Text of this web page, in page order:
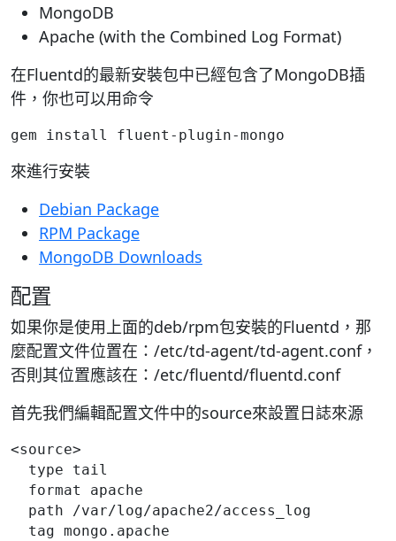
MongoDB
Apache (with the Combined Log Format)
在Fluentd的最新安裝包中已經包含了MongoDB插
件，你也可以用命令
gem install fluent-plugin-mongo
來進行安裝
Debian Package
RPM Package
MongoDB Downloads
配置
如果你是使用上面的deb/rpm包安裝的Fluentd，那
麼配置文件位置在：/etc/td-agent/td-agent.conf，
否則其位置應該在：/etc/fluentd/fluentd.conf
首先我們編輯配置文件中的source來設置日誌來源
<source>
  type tail
  format apache
  path /var/log/apache2/access_log
  tag mongo.apache